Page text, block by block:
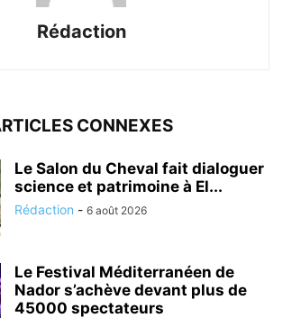
Rédaction
CONNEXES
Le Salon du Cheval fait dialoguer
science et patrimoine à El...
Rédaction - 6 août 2026
Le Festival Méditerranéen de
Nador s’achève devant plus de
45000 spectateurs